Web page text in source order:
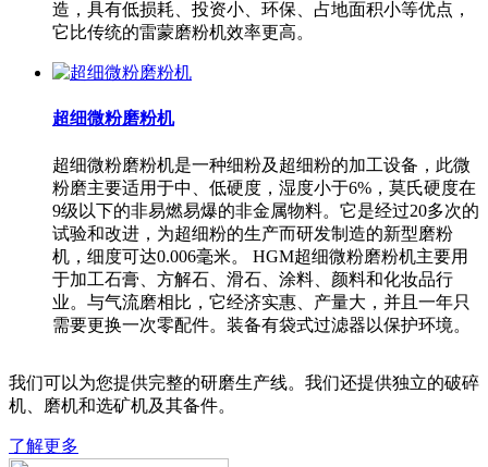
造，具有低损耗、投资小、环保、占地面积小等优点，
它比传统的雷蒙磨粉机效率更高。
超细微粉磨粉机
超细微粉磨粉机是一种细粉及超细粉的加工设备，此微
粉磨主要适用于中、低硬度，湿度小于6%，莫氏硬度在
9级以下的非易燃易爆的非金属物料。它是经过20多次的
试验和改进，为超细粉的生产而研发制造的新型磨粉
机，细度可达0.006毫米。 HGM超细微粉磨粉机主要用
于加工石膏、方解石、滑石、涂料、颜料和化妆品行
业。与气流磨相比，它经济实惠、产量大，并且一年只
需要更换一次零配件。装备有袋式过滤器以保护环境。
我们可以为您提供完整的研磨生产线。我们还提供独立的破碎
机、磨机和选矿机及其备件。
了解更多